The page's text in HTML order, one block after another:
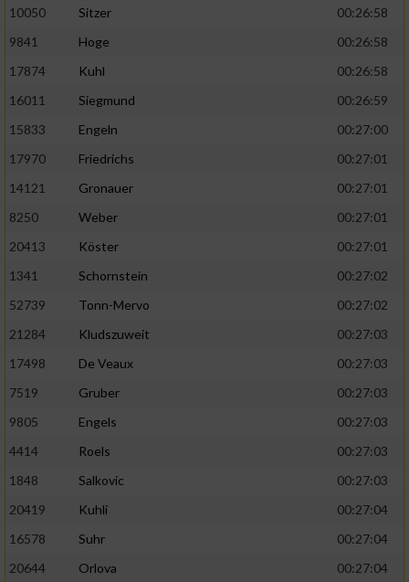
10050
Sitzer
00:26:58
9841
Hoge
00:26:58
17874
Kuhl
00:26:58
16011
Siegmund
00:26:59
15833
Engeln
00:27:00
17970
Friedrichs
00:27:01
14121
Gronauer
00:27:01
8250
Weber
00:27:01
20413
Köster
00:27:01
1341
Schornstein
00:27:02
52739
Tonn-Mervo
00:27:02
21284
Kludszuweit
00:27:03
17498
De Veaux
00:27:03
7519
Gruber
00:27:03
9805
Engels
00:27:03
4414
Roels
00:27:03
1848
Salkovic
00:27:03
20419
Kuhli
00:27:04
16578
Suhr
00:27:04
20644
Orlova
00:27:04